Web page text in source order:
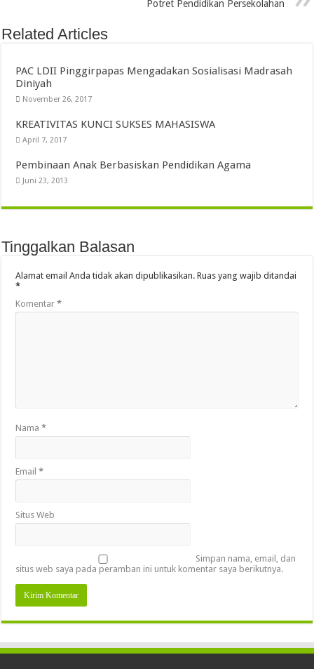
Potret Pendidikan Persekolahan
Related Articles
PAC LDII Pinggirpapas Mengadakan Sosialisasi Madrasah
Diniyah
November 26, 2017
KREATIVITAS KUNCI SUKSES MAHASISWA
April 7, 2017
Pembinaan Anak Berbasiskan Pendidikan Agama
Juni 23, 2013
Tinggalkan Balasan
Alamat email Anda tidak akan dipublikasikan. Ruas yang wajib ditandai
*
Komentar*
Nama*
Email*
Situs Web
Simpan nama, email, dan
situs web saya pada peramban ini untuk komentar saya berikutnya.